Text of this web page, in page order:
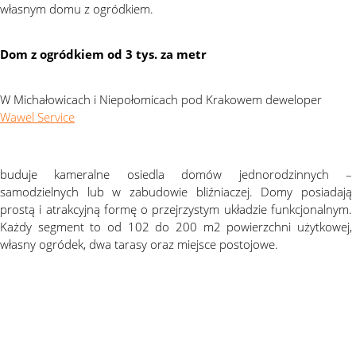
własnym domu z ogródkiem.
Dom z ogródkiem od 3 tys. za metr
W Michałowicach i Niepołomicach pod Krakowem deweloper
Wawel Service
buduje kameralne osiedla domów jednorodzinnych –
samodzielnych lub w zabudowie bliźniaczej. Domy posiadają
prostą i atrakcyjną formę o przejrzystym układzie funkcjonalnym.
Każdy segment to od 102 do 200 m2 powierzchni użytkowej,
własny ogródek, dwa tarasy oraz miejsce postojowe.